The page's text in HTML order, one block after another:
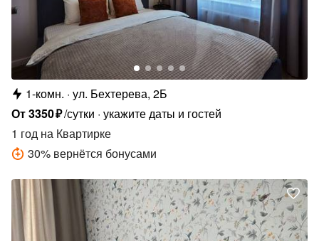
1-комн. ул. Бехтерева, 2Б
От3350₽/сутки укажите даты и гостей
1 год на Квартирке
30% вернётся бонусами